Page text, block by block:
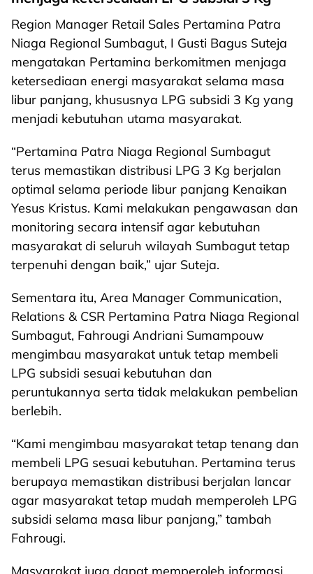
Region Manager Retail Sales Pertamina Patra
Niaga Regional Sumbagut, I Gusti Bagus Suteja
mengatakan Pertamina berkomitmen menjaga
ketersediaan energi masyarakat selama masa
libur panjang, khususnya LPG subsidi 3 Kg yang
menjadi kebutuhan utama masyarakat.
“Pertamina Patra Niaga Regional Sumbagut
terus memastikan distribusi LPG 3 Kg berjalan
optimal selama periode libur panjang Kenaikan
Yesus Kristus. Kami melakukan pengawasan dan
monitoring secara intensif agar kebutuhan
masyarakat di seluruh wilayah Sumbagut tetap
terpenuhi dengan baik,” ujar Suteja.
Sementara itu, Area Manager Communication,
Relations & CSR Pertamina Patra Niaga Regional
Sumbagut, Fahrougi Andriani Sumampouw
mengimbau masyarakat untuk tetap membeli
LPG subsidi sesuai kebutuhan dan
peruntukannya serta tidak melakukan pembelian
berlebih.
“Kami mengimbau masyarakat tetap tenang dan
membeli LPG sesuai kebutuhan. Pertamina terus
berupaya memastikan distribusi berjalan lancar
agar masyarakat tetap mudah memperoleh LPG
subsidi selama masa libur panjang,” tambah
Fahrougi.